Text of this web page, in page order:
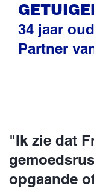
34 jaar oud
Partner
"Ik zie dat
opgaande